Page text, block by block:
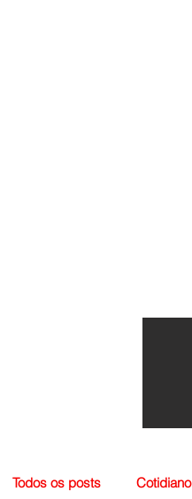
Todos os posts Cotidiano